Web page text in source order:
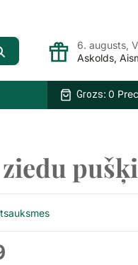
6. augusts,
Askolds,
Grozs: 0